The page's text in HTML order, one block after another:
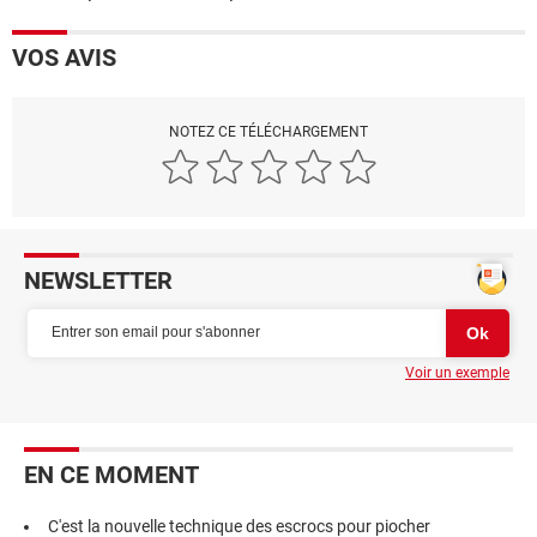
VOS AVIS
NOTEZ CE TÉLÉCHARGEMENT
NEWSLETTER
Voir un exemple
EN CE MOMENT
C'est la nouvelle technique des escrocs pour piocher